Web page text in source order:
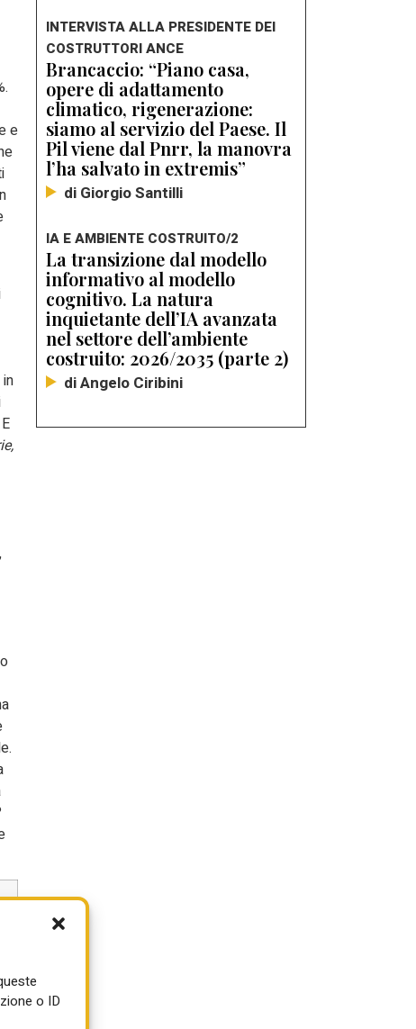
o ID
e
INTERVISTA ALLA PRESIDENTE DEI
COSTRUTTORI ANCE
Brancaccio: “Piano casa,
opere di adattamento
climatico, rigenerazione:
siamo al servizio del Paese. Il
Pil viene dal Pnrr, la manovra
l’ha salvato in extremis”
di Giorgio Santilli
IA E AMBIENTE COSTRUITO/2
La transizione dal modello
informativo al modello
cognitivo. La natura
inquietante dell’IA avanzata
nel settore dell’ambiente
costruito: 2026/2035 (parte 2)
di Angelo Ciribini